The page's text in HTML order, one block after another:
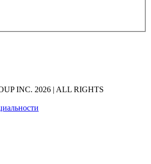
INC. 2026 | ALL RIGHTS